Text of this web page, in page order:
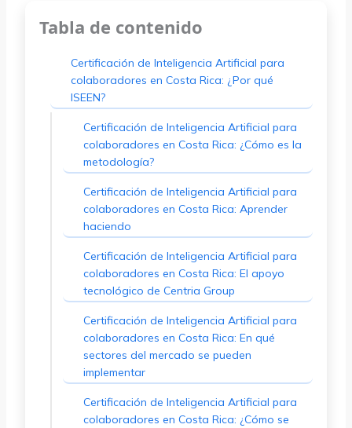
Tabla de contenido
Certificación de Inteligencia Artificial para
colaboradores en Costa Rica: ¿Por qué
ISEEN?
Certificación de Inteligencia Artificial para
colaboradores en Costa Rica: ¿Cómo es la
metodología?
Certificación de Inteligencia Artificial para
colaboradores en Costa Rica: Aprender
haciendo
Certificación de Inteligencia Artificial para
colaboradores en Costa Rica: El apoyo
tecnológico de Centria Group
Certificación de Inteligencia Artificial para
colaboradores en Costa Rica: En qué
sectores del mercado se pueden
implementar
Certificación de Inteligencia Artificial para
colaboradores en Costa Rica: ¿Cómo se